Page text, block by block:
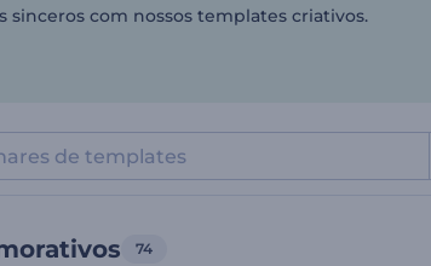
sinceros com nossos templates criativos.
74